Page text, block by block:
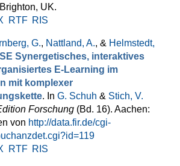
UK.
RTF RIS
G., Nattland, A., & Helmstedt,
Synergetisches, interaktives
E-Learning im
mit komplexer
. In G. Schuh & Stich, V.
Forschung (Bd. 16). Aachen:
von http://data.fir.de/cgi-
RTF RIS